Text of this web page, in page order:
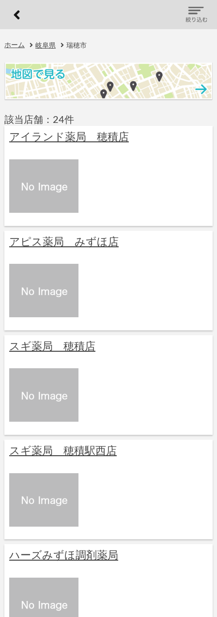
ホーム 岐阜県 瑞穂市
該当店舗：24件
アイランド薬局 穂積店
アピス薬局 みずほ店
スギ薬局 穂積店
スギ薬局 穂積駅西店
ハーズみずほ調剤薬局